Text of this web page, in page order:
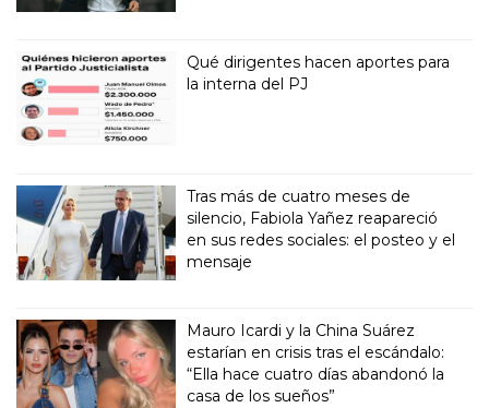
Qué dirigentes hacen aportes para
la interna del PJ
Tras más de cuatro meses de
silencio, Fabiola Yañez reapareció
en sus redes sociales: el posteo y el
mensaje
Mauro Icardi y la China Suárez
estarían en crisis tras el escándalo:
“Ella hace cuatro días abandonó la
casa de los sueños”